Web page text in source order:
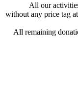
All our
without any price tag
All remaining